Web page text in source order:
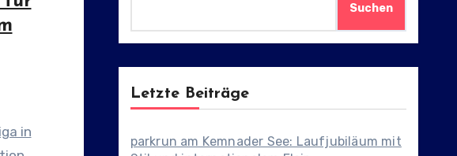
in
Suchen
Letzte Beiträge
parkrun am Kemnader See: Laufjubiläum mit